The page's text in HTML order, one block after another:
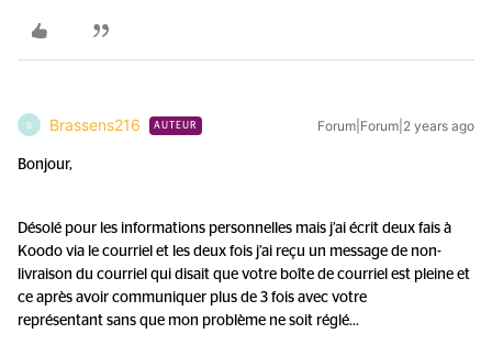
B Brassens216 AUTEUR Forum|Forum|2 years ago
Bonjour,
Désolé pour les informations personnelles mais j’ai écrit deux fais à
Koodo via le courriel et les deux fois j’ai reçu un message de non-
livraison du courriel qui disait que votre boîte de courriel est pleine et
ce après avoir communiquer plus de 3 fois avec votre
représentant sans que mon problème ne soit réglé…